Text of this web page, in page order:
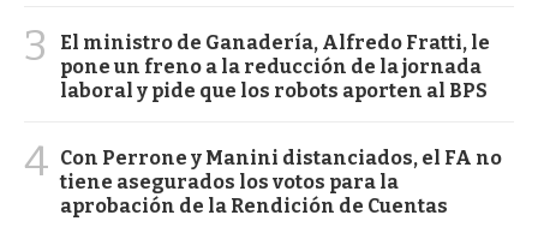
3
El ministro de Ganadería, Alfredo Fratti, le
pone un freno a la reducción de la jornada
laboral y pide que los robots aporten al BPS
4 Con Perrone y Manini distanciados, el FA no
tiene asegurados los votos para la
aprobación de la Rendición de Cuentas